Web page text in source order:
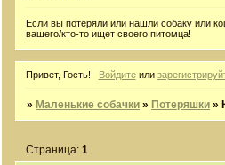
Если вы потеряли или нашли собаку или
вашего/кто-то ищет своего питомца!
Привет, Гость! Войдитеили
» Маленькие собачки » Потеряшки »
Страница:1